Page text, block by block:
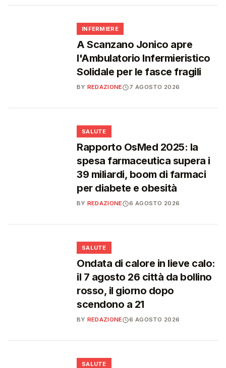
INFERMIERE
A Scanzano Jonico apre
l'Ambulatorio Infermieristico
Solidale per le fasce fragili
BY REDAZIONE 7 AGOSTO 2026
SALUTE
Rapporto OsMed 2025: la
spesa farmaceutica supera i
39 miliardi, boom di farmaci
per diabete e obesità
BY REDAZIONE 6 AGOSTO 2026
SALUTE
Ondata di calore in lieve calo:
il 7 agosto 26 città da bollino
rosso, il giorno dopo
scendono a 21
BY REDAZIONE 6 AGOSTO 2026
SALUTE